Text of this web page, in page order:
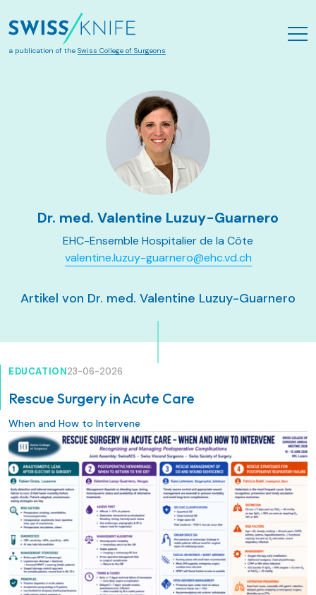
Zum Hauptinhalt springen
a publication of the Swiss College of Surgeons
Dr. med. Valentine Luzuy-Guarnero
EHC-Ensemble Hospitalier de la Côte
valentine.luzuy-guarnero@ehc.vd.ch
Artikel von Dr. med. Valentine Luzuy-Guarnero
EDUCATION23-06-2026
Rescue Surgery in Acute Care
When and How to Intervene